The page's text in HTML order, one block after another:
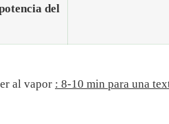
del
al vapor : 8-10 min para una